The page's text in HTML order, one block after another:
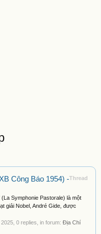
Thread
Công Báo 1954) -
Symphonie Pastorale) là một
giải Nobel, André Gide, được
2025 , 0 replies, in forum: Địa Chí